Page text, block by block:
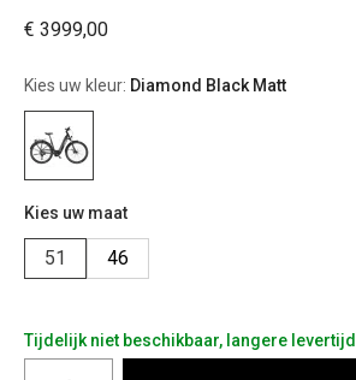
€ 3999,00
Kies uw kleur: Diamond Black Matt
Kies uw maat
51 46
Tijdelijk niet beschikbaar, langere levertijd